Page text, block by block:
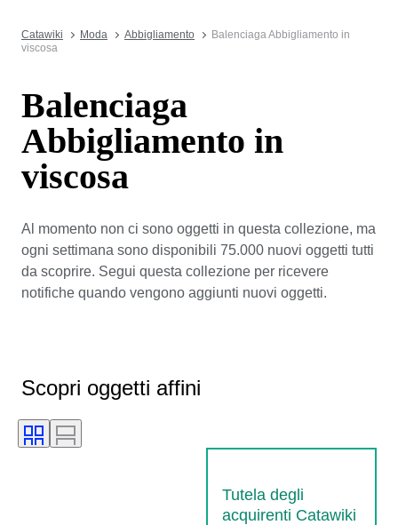
Catawiki Moda Abbigliamento
Balenciaga Abbigliamento in
viscosa
Balenciaga
Abbigliamento in
viscosa
Al momento non ci sono oggetti in questa collezione, ma
ogni settimana sono disponibili 75.000 nuovi oggetti tutti
da scoprire. Segui questa collezione per ricevere
notifiche quando vengono aggiunti nuovi oggetti.
Scopri oggetti affini
Tutela degli
acquirenti Catawiki